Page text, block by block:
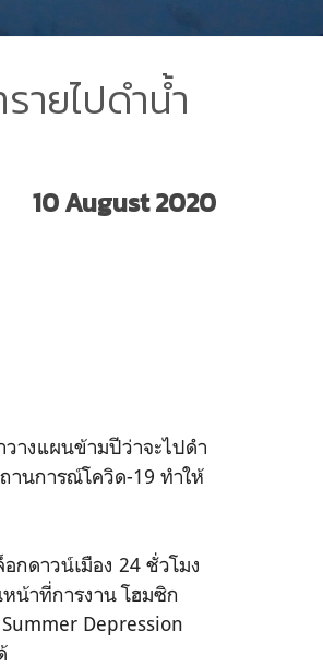
ายไปดำน้ำ
10 August 2020
วางแผนข้ามปีว่าจะไปดำ
านการณ์โควิด-19 ทำให้
กดาวน์เมือง 24 ชั่วโมง
น้าที่การงาน โฮมซิก
Depression